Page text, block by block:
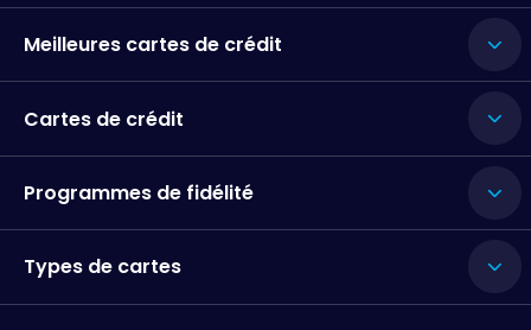
Meilleures cartes de crédit
Cartes de crédit
Programmes de fidélité
Types de cartes